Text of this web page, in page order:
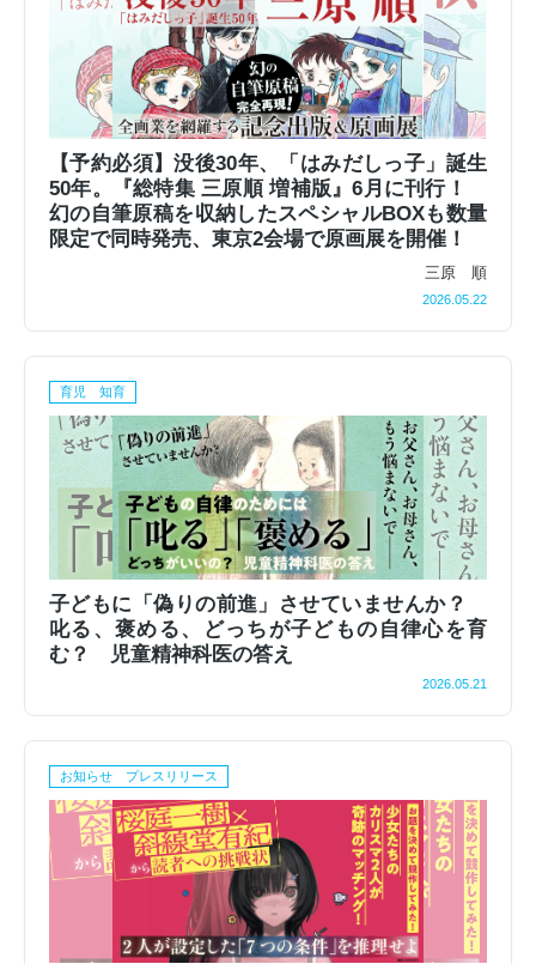
【予約必須】没後30年、「はみだしっ⼦」誕⽣
50年。『総特集 三原順 増補版』6⽉に刊⾏！
幻の⾃筆原稿を収納したスペシャルBOXも数量
限定で同時発売、東京2会場で原画展を開催！
三原 順
2026.05.22
育児 知育
子どもに「偽りの前進」させていませんか？
叱る、褒める、どっちが子どもの自律心を育
む？ 児童精神科医の答え
2026.05.21
お知らせ プレスリリース